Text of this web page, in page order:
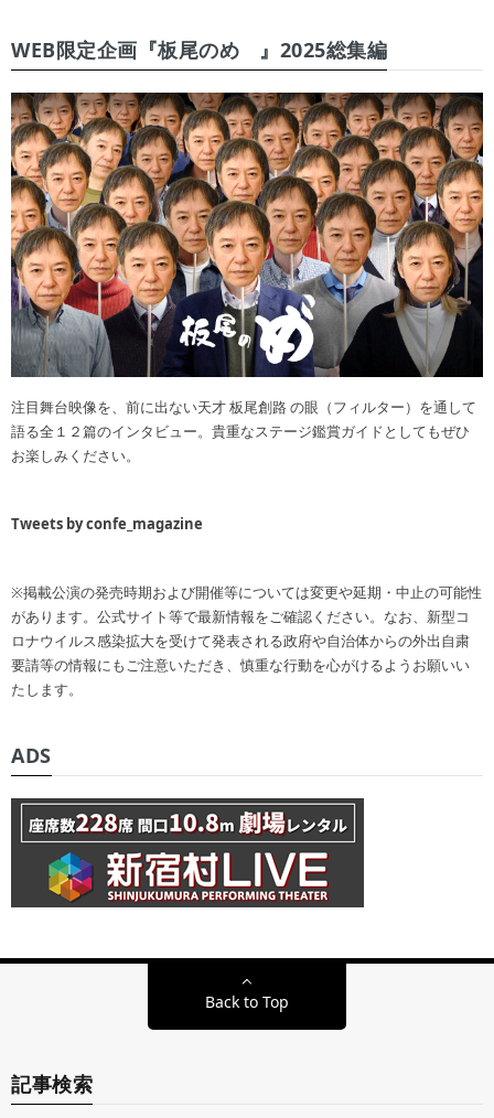
WEB限定企画『板尾のめ゙』2025総集編
注目舞台映像を、前に出ない天才 板尾創路 の眼（フィルター）を通して
語る全１２篇のインタビュー。貴重なステージ鑑賞ガイドとしてもぜひ
お楽しみください。
Tweets by confe_magazine
※掲載公演の発売時期および開催等については変更や延期・中止の可能性
があります。公式サイト等で最新情報をご確認ください。なお、新型コ
ロナウイルス感染拡大を受けて発表される政府や自治体からの外出自粛
要請等の情報にもご注意いただき、慎重な行動を心がけるようお願いい
たします。
ADS
Back to Top
記事検索